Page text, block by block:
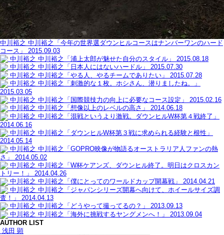
中川裕之 中川裕之「今年の世界選ダウンヒルコースはナンバーワンのハード
コース」
2015.09.03
中川裕之 中川裕之「浦上太郎が魅せた自分のスタイル」
2015.08.18
中川裕之 中川裕之「日本人にはないハードル」
2015.07.30
中川裕之 中川裕之「やる人、やるチームでありたい」
2015.07.28
中川裕之 中川裕之「刺激的な１枚。ホシさん、潜りましたね。」
2015.03.05
中川裕之 中川裕之「国際競技力の向上に必要なコース設定」
2015.02.16
中川裕之 中川裕之「想像以上のレベルの高さ」
2014.06.18
中川裕之 中川裕之「混戦というより激戦。ダウンヒルW杯第４戦終了」
2014.06.16
中川裕之 中川裕之「ダウンヒルW杯第３戦に求められる経験と根性」
2014.05.14
中川裕之 中川裕之「GOPRO映像が物語るオーストラリア人ファンの熱
さ」
2014.05.02
中川裕之 中川裕之「W杯ケアンズ、ダウンヒル終了。明日はクロスカン
トリー！」
2014.04.26
中川裕之 中川裕之「僕にとってのワールドカップ開幕戦」
2014.04.21
中川裕之 中川裕之「ジャパンシリーズ開幕へ向けて、ホイールサイズ調
査！」
2014.04.13
中川裕之 中川裕之「どうやって撮ってるの？」
2013.09.13
中川裕之 中川裕之「海外に挑戦するヤングメンへ！」
2013.09.04
AUTHOR LIST
浅田 顕